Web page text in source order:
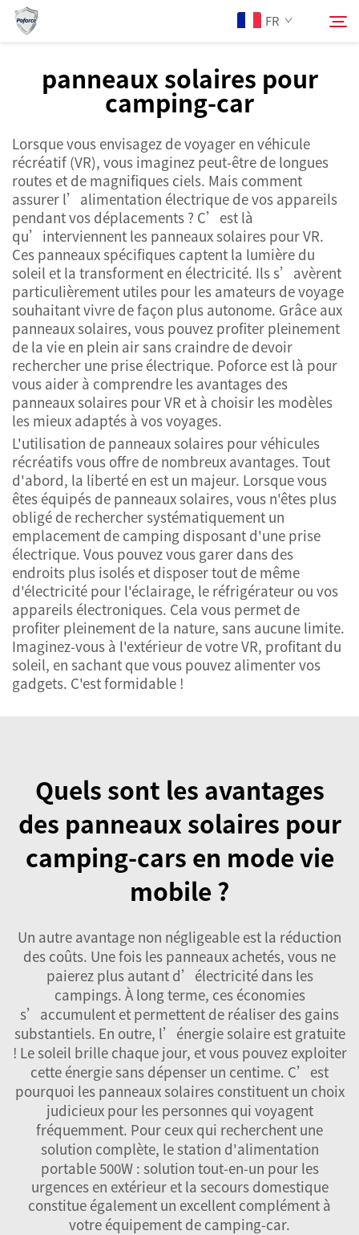
FR
À Propos de Nous
Produits
Services
Actualités
Contactez-nous
panneaux solaires pour
camping-car
Lorsque vous envisagez de voyager en véhicule
récréatif (VR), vous imaginez peut-être de longues
routes et de magnifiques ciels. Mais comment
assurer l’alimentation électrique de vos appareils
pendant vos déplacements ? C’est là
qu’interviennent les panneaux solaires pour VR.
Ces panneaux spécifiques captent la lumière du
soleil et la transforment en électricité. Ils s’avèrent
particulièrement utiles pour les amateurs de voyage
souhaitant vivre de façon plus autonome. Grâce aux
panneaux solaires, vous pouvez profiter pleinement
de la vie en plein air sans craindre de devoir
rechercher une prise électrique. Poforce est là pour
vous aider à comprendre les avantages des
panneaux solaires pour VR et à choisir les modèles
les mieux adaptés à vos voyages.
L'utilisation de panneaux solaires pour véhicules
récréatifs vous offre de nombreux avantages. Tout
d'abord, la liberté en est un majeur. Lorsque vous
êtes équipés de panneaux solaires, vous n'êtes plus
obligé de rechercher systématiquement un
emplacement de camping disposant d'une prise
électrique. Vous pouvez vous garer dans des
endroits plus isolés et disposer tout de même
d'électricité pour l'éclairage, le réfrigérateur ou vos
appareils électroniques. Cela vous permet de
profiter pleinement de la nature, sans aucune limite.
Imaginez-vous à l'extérieur de votre VR, profitant du
soleil, en sachant que vous pouvez alimenter vos
gadgets. C'est formidable !
Quels sont les avantages
des panneaux solaires pour
camping-cars en mode vie
mobile ?
Un autre avantage non négligeable est la réduction
des coûts. Une fois les panneaux achetés, vous ne
paierez plus autant d’électricité dans les
campings. À long terme, ces économies
s’accumulent et permettent de réaliser des gains
substantiels. En outre, l’énergie solaire est gratuite
! Le soleil brille chaque jour, et vous pouvez exploiter
cette énergie sans dépenser un centime. C’est
pourquoi les panneaux solaires constituent un choix
judicieux pour les personnes qui voyagent
fréquemment. Pour ceux qui recherchent une
solution complète, lestation d'alimentation
portable 500W : solution tout-en-un pour les
urgences en extérieur et la secours domestique
constitue également un excellent complément à
votre équipement de camping-car.